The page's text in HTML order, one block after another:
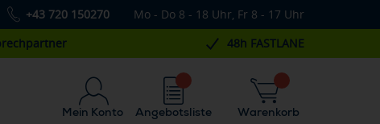
+43 720 150270 Mo - Do 8 - 18 Uhr, Fr 8 - 17 Uhr
48h FASTLANE
Mein Konto Warenkorb
Angebotsliste